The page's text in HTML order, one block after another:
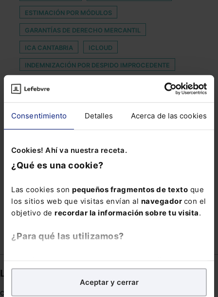
Consentimiento Detalles Acerca de las cookies
Cookies! Ahí va nuestra receta.
¿Qué es una cookie?
Las cookies son pequeños fragmentos de texto que
los sitios web que visitas envían al navegador con el
objetivo de recordar la información sobre tu visita.
¿Para qué las utilizamos?
analíticospara tratar demejorar tu experienciaen
nuestra página web. También con fines publicitarios,
Aceptar y cerrar
ESTIMACIÓN POR MÓDULOS
GARANTÍAS DE DERECHO MERCANTIL
ICA CANTABRIA ICLOUD
INDEMNIZACIÓN POR DESPIDO IMPROCEDENTE
ORGANIZACIÓN ASOCIATIVA PEONADA
QUÉ ESPERAR REAF RESCISORIAS
RIESGO DE ACCIDENTES
SOTERRAMIENTO TEMPORAL
VEHICULO ELECTRICO
Links directos
Coronavirus